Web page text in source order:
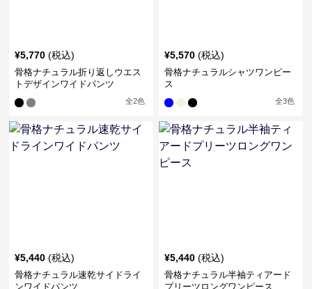
¥5,770 (税込)
骨格ナチュラル折り返しウエス
トデザインワイドパンツ
全2色
¥5,570 (税込)
骨格ナチュラルシャツワンピー
ス
全3色
¥5,440 (税込)
骨格ナチュラル速乾サイドライ
ンワイドパンツ
¥5,440 (税込)
骨格ナチュラル半袖ティアード
プリーツロングワンピース